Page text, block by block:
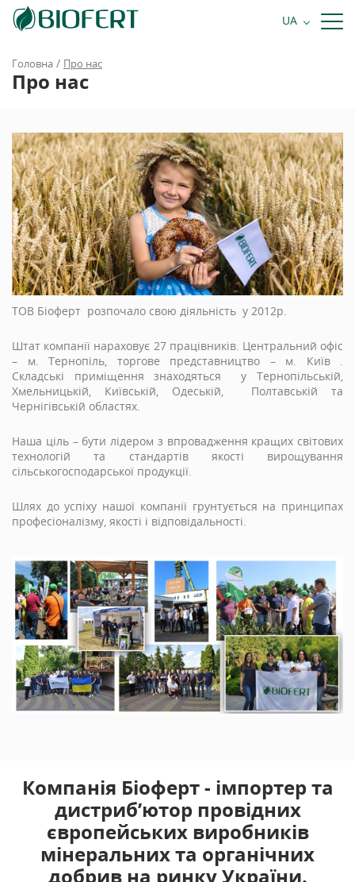
UA
+38 068 484 81 81
Головна / Про нас
Про нас
ТОВ Біоферт розпочало свою діяльність у 2012р.
Штат компанії нараховує 27 працівників. Центральний офіс
– м. Тернопіль, торгове представництво – м. Київ .
Складські приміщення знаходяться у Тернопільській,
Хмельницькій, Київській, Одеській, Полтавській та
Чернігівській областях.
Наша ціль – бути лiдером з впровадження кращих свiтових
технологiй та стандартiв якостi вирощування
сiльськогосподарської продукцiї.
Шлях до успiху нашої компанiї грунтується на принципах
професiоналiзму, якостi i вiдповiдальностi.
Компанія Біоферт - імпортер та
дистриб’ютор провідних
європейських виробників
мінеральних та органічних
добрив на ринку України.